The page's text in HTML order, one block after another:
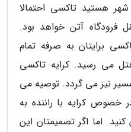
هستید تاکسی احتمالا
فرودگاه آتن خواهد بود.
تاکسی برایتان به صرفه تمام
می رسید. کرایه تاکسی
نیز می گردد. توصیه می
خصوص کرایه با راننده به
اما اگر تصمیمتان این